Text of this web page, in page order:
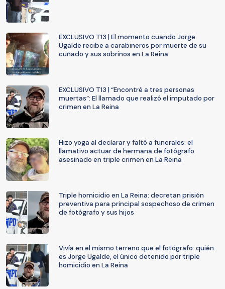
EXCLUSIVO T13 | El momento cuando Jorge
Ugalde recibe a carabineros por muerte de su
cuñado y sus sobrinos en La Reina
EXCLUSIVO T13 | “Encontré a tres personas
muertas”: El llamado que realizó el imputado por
crimen en La Reina
Hizo yoga al declarar y faltó a funerales: el
llamativo actuar de hermana de fotógrafo
asesinado en triple crimen en La Reina
Triple homicidio en La Reina: decretan prisión
preventiva para principal sospechoso de crimen
de fotógrafo y sus hijos
Vivía en el mismo terreno que el fotógrafo: quién
es Jorge Ugalde, el único detenido por triple
homicidio en La Reina